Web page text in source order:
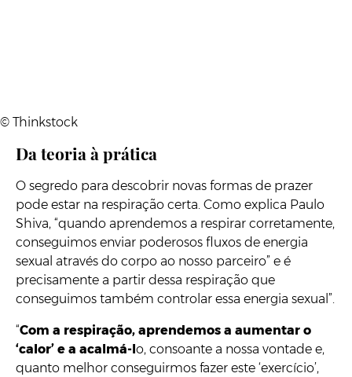
© Thinkstock
Da teoria à prática
O segredo para descobrir novas formas de prazer
pode estar na respiração certa. Como explica Paulo
Shiva, “quando aprendemos a respirar corretamente,
conseguimos enviar poderosos fluxos de energia
sexual através do corpo ao nosso parceiro” e é
precisamente a partir dessa respiração que
conseguimos também controlar essa energia sexual”.
“Com a respiração, aprendemos a aumentar o
‘calor’ e a acalmá-lo, consoante a nossa vontade e,
quanto melhor conseguirmos fazer este ‘exercício’,